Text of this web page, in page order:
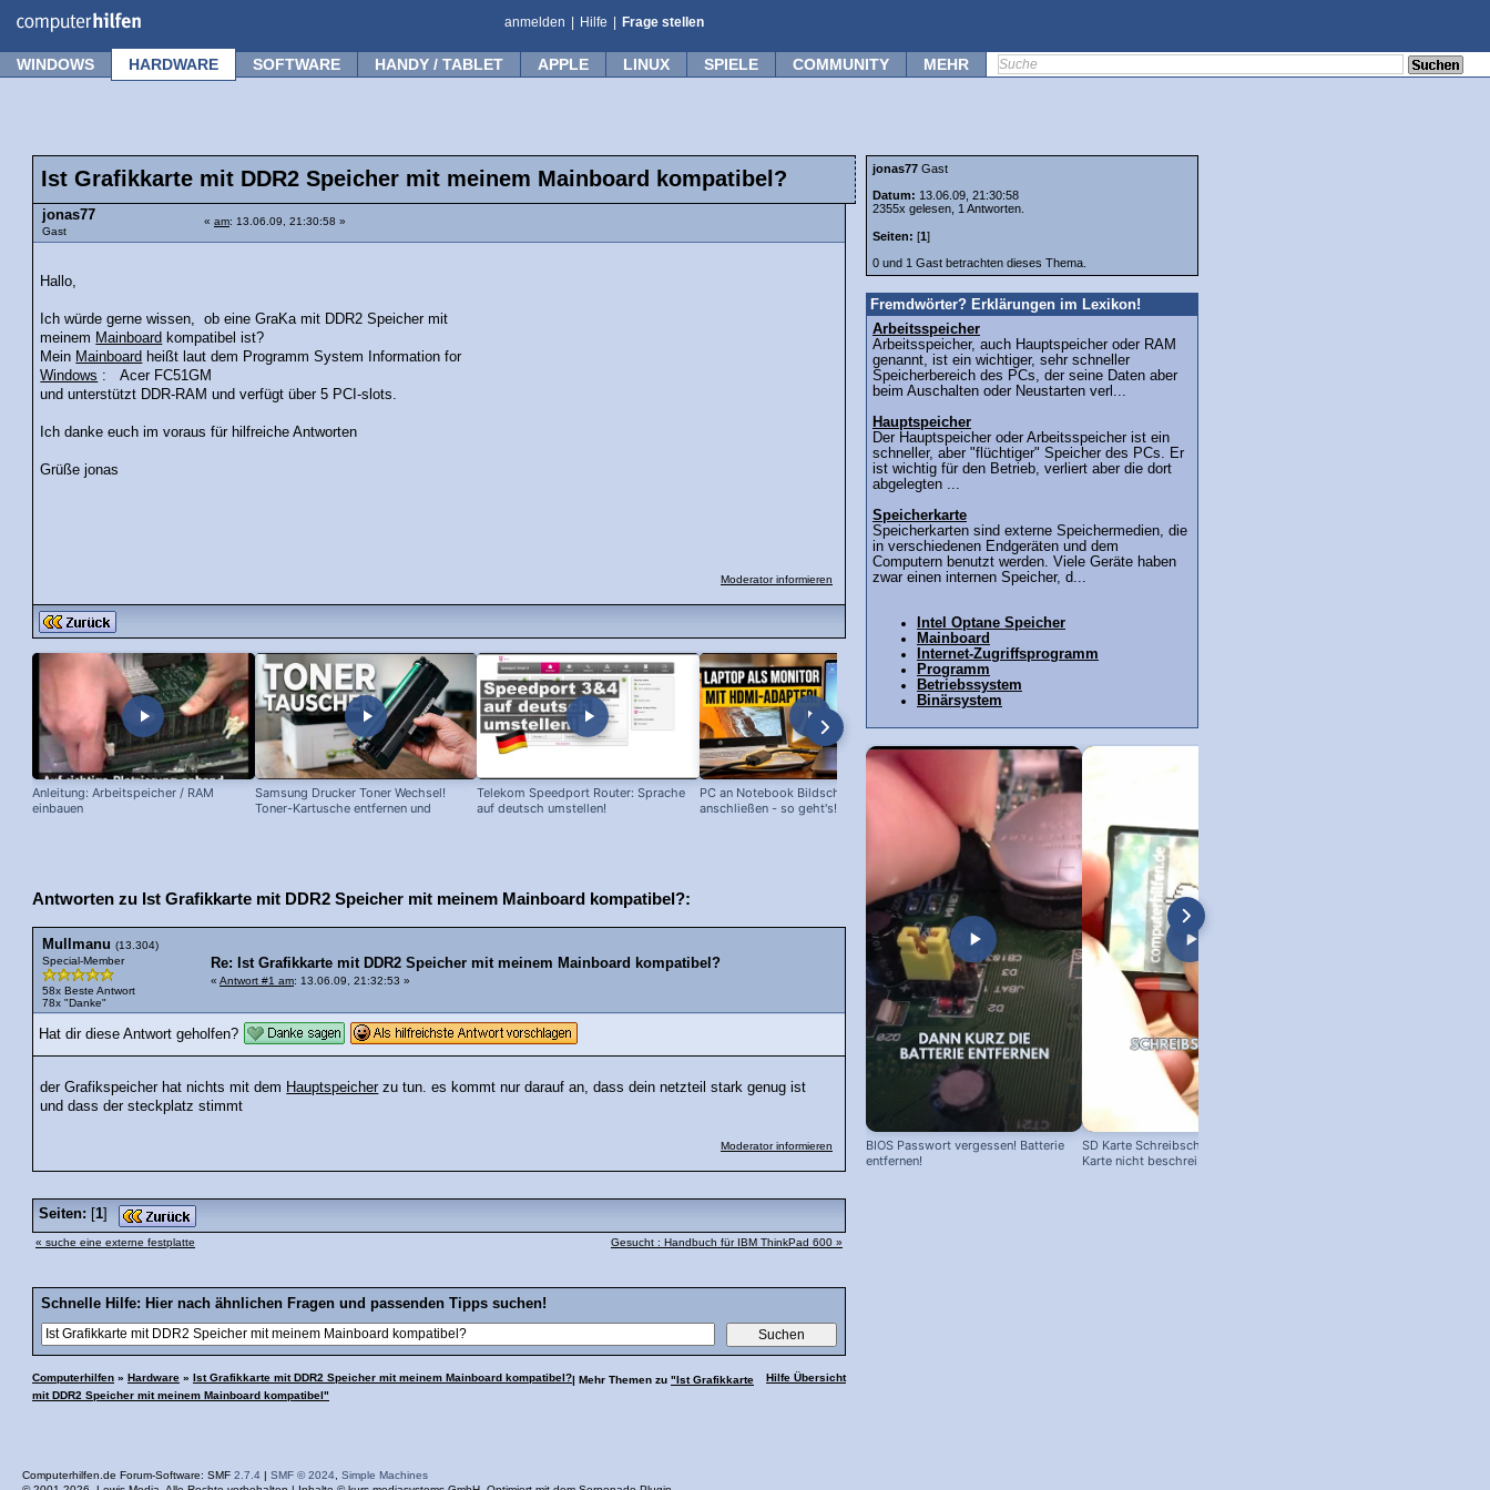
anmelden Hilfe Frage stellen
WINDOWS HARDWARE SOFTWARE HANDY / TABLET APPLE LINUX SPIELE COMMUNITY MEHR
Ist Grafikkarte mit DDR2 Speicher mit meinem Mainboard kompatibel?
jonas77
Gast
« am: 13.06.09, 21:30:58 »
Hallo,
Ich würde gerne wissen, ob eine GraKa mit DDR2 Speicher mit
meinem Mainboard kompatibel ist?
Mein Mainboard heißt laut dem Programm System Information for
Windows : Acer FC51GM
und unterstützt DDR-RAM und verfügt über 5 PCI-slots.
Ich danke euch im voraus für hilfreiche Antworten
Grüße jonas
Moderator informieren
Anleitung: Arbeitspeicher / RAM
einbauen
Samsung Drucker Toner Wechsel!
Toner-Kartusche entfernen und
Telekom Speedport Router: Sprache
auf deutsch umstellen!
PC an Notebook Bildschirm
anschließen - so geht's!
10€ VGA auf HDMI Adapter: Alte
Rechner an neuem Monitor!
Antworten zu Ist Grafikkarte mit DDR2 Speicher mit meinem Mainboard kompatibel?:
Mullmanu (13.304)
Special-Member
58x Beste Antwort
78x "Danke"
Re: Ist Grafikkarte mit DDR2 Speicher mit meinem Mainboard kompatibel?
« Antwort #1 am: 13.06.09, 21:32:53 »
Hat dir diese Antwort geholfen?
der Grafikspeicher hat nichts mit dem Hauptspeicherzu tun. es kommt nur darauf an, dass dein netzteil stark genug ist
und dass der steckplatz stimmt
Moderator informieren
Seiten: [1]
« suche eine externe festplatte Gesucht : Handbuch für IBM ThinkPad 600 »
Schnelle Hilfe: Hier nach ähnlichen Fragen und passenden Tipps suchen!
Computerhilfen » Hardware » Ist Grafikkarte mit DDR2 Speicher mit meinem Mainboard kompatibel? Hilfe Übersicht
| Mehr Themen zu "Ist Grafikkarte
mit DDR2 Speicher mit meinem Mainboard kompatibel"
jonas77 Gast
Datum: 13.06.09, 21:30:58
2355x gelesen, 1 Antworten.
Seiten: [1]
0 und 1 Gast betrachten dieses Thema.
Fremdwörter? Erklärungen im Lexikon!
Arbeitsspeicher
Arbeitsspeicher, auch Hauptspeicher oder RAM
genannt, ist ein wichtiger, sehr schneller
Speicherbereich des PCs, der seine Daten aber
beim Auschalten oder Neustarten verl...
Hauptspeicher
Der Hauptspeicher oder Arbeitsspeicher ist ein
schneller, aber "flüchtiger" Speicher des PCs. Er
ist wichtig für den Betrieb, verliert aber die dort
abgelegten ...
Speicherkarte
Speicherkarten sind externe Speichermedien, die
in verschiedenen Endgeräten und dem
Computern benutzt werden. Viele Geräte haben
zwar einen internen Speicher, d...
Intel Optane Speicher
Mainboard
Internet-Zugriffsprogramm
Programm
Betriebssystem
Binärsystem
BIOS Passwort vergessen! Batterie
entfernen!
SD Karte Schreibschutz austricksen:
Karte nicht beschreibbar?
Computerhilfen.de Forum-Software: SMF 2.7.4 | SMF © 2024 Simple Machines